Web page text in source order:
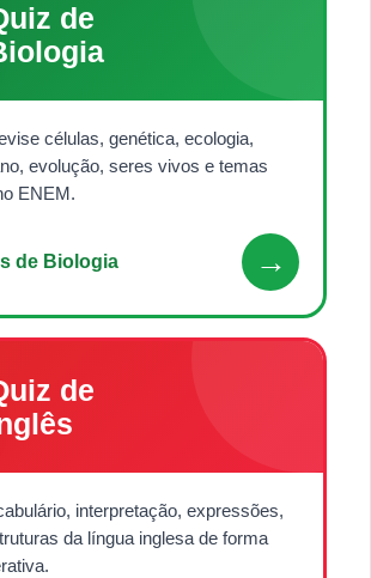
de
células, genética, ecologia,
evolução, seres vivos e temas
ENEM.
de Biologia →
de
interpretação, expressões,
da língua inglesa de forma